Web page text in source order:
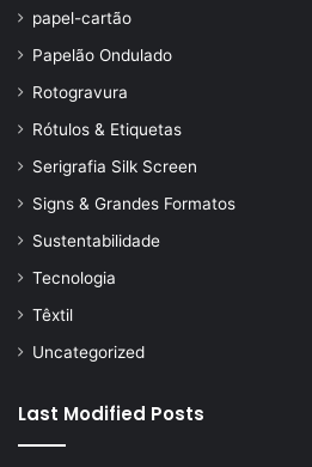
papel-cartão
Papelão Ondulado
Rotogravura
Rótulos & Etiquetas
Serigrafia Silk Screen
Signs & Grandes Formatos
Sustentabilidade
Tecnologia
Têxtil
Uncategorized
Last Modified Posts